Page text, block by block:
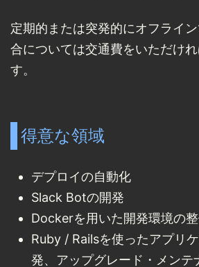
定期的または突発的にオフライ
合については交通費をいただけ
す。
得意な領域
デプロイの自動化
Slack Botの開発
Dockerを用いた開発環境の
Ruby / Railsを使ったアプリ
発、アップグレード・メンテ